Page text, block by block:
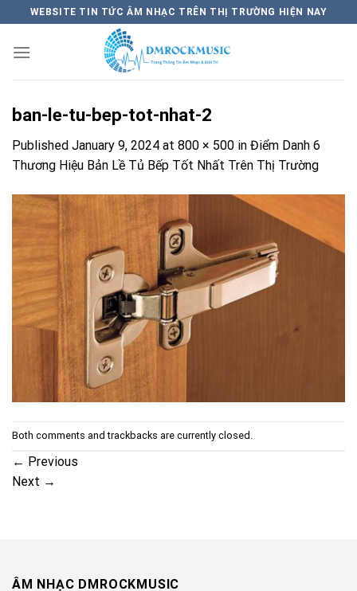
content
WEBSITE TIN TỨC ÂM NHẠC TRÊN THỊ TRƯỜNG HIỆN NAY
ban-le-tu-bep-tot-nhat-2
Published January 9, 2024 at 800 × 500 in Điểm Danh 6
Thương Hiệu Bản Lề Tủ Bếp Tốt Nhất Trên Thị Trường
Both comments and trackbacks are currently closed.
← Previous
Next →
ÂM NHẠC DMROCKMUSIC